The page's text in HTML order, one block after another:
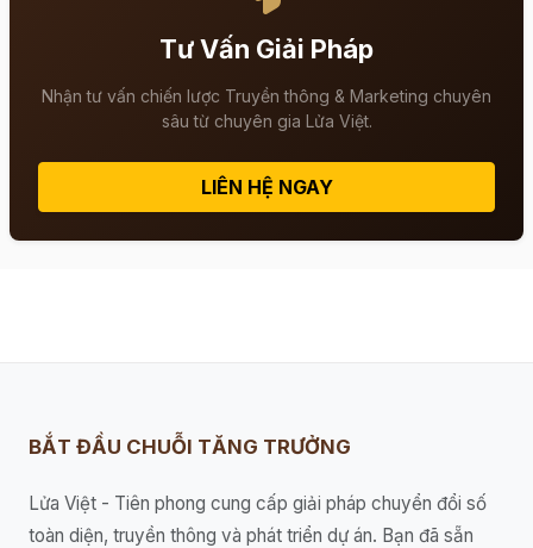
Tư Vấn Giải Pháp
Nhận tư vấn chiến lược Truyền thông & Marketing chuyên
sâu từ chuyên gia Lửa Việt.
LIÊN HỆ NGAY
BẮT ĐẦU CHUỖI TĂNG TRƯỞNG
Lửa Việt - Tiên phong cung cấp giải pháp chuyển đổi số
toàn diện, truyền thông và phát triển dự án. Bạn đã sẵn